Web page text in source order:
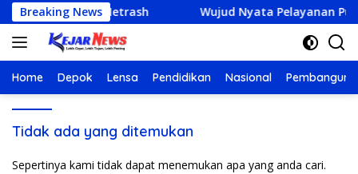
Langsung
ke
konten
Breaking News
Netrash Wujud Nyata Pelayanan Publik
Home Depok Lensa Pendidikan Nasional
Tidak ada yang ditemukan
Sepertinya kami tidak dapat menemukan apa yang anda cari.